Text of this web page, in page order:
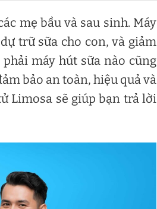
mẹ bầu và sau sinh. Máy
trữ sữa cho con, và giảm
máy hút sữa nào cũng
bảo an toàn, hiệu quả và
Limosa sẽ giúp bạn trả lời